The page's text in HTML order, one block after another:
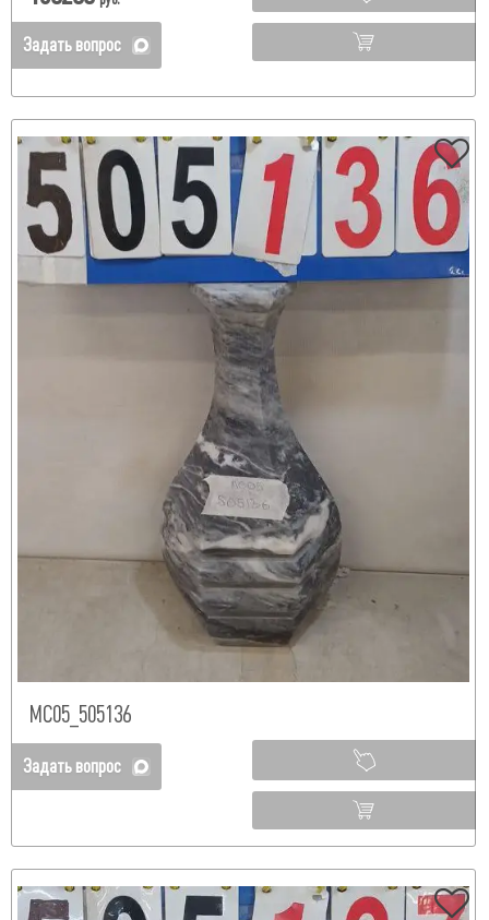
Задать вопрос
МС05_505136
Задать вопрос